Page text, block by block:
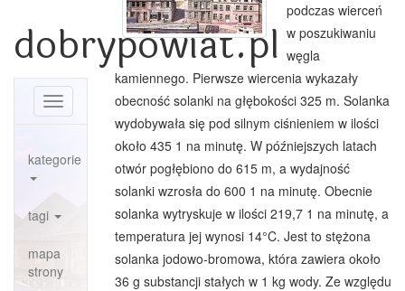
dobrypowiat.pl
Toggle
navigation
kategorie
tagi
mapa
strony
podczas wierceń
w poszukiwaniu
węgla
kamiennego. Pierwsze wiercenia wykazały
obecność solanki na głębokości 325 m. Solanka
wydobywała się pod silnym ciśnieniem w ilości
około 435 1 na minutę. W późniejszych latach
otwór pogłębiono do 615 m, a wydajność
solanki wzrosła do 600 1 na minutę. Obecnie
solanka wytryskuje w ilości 219,7 1 na minutę, a
temperatura jej wynosi 14°C. Jest to stężona
solanka jodowo-bromowa, która zawiera około
36 g substancji stałych w 1 kg wody. Ze względu